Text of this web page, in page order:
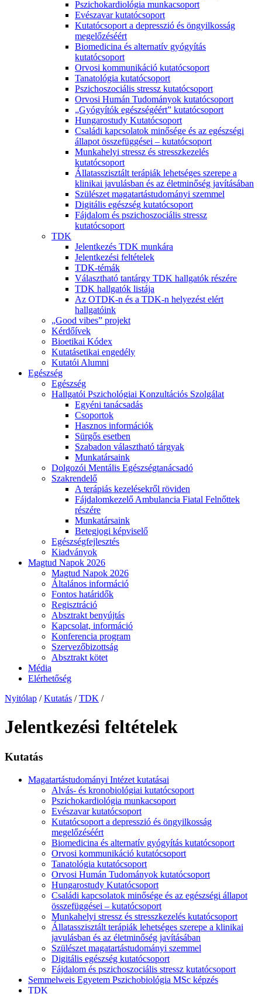
Pszichokardiológia munkacsoport
Evészavar kutatócsoport
Kutatócsoport a depresszió és öngyilkosság
megelőzéséért
Biomedicina és alternatív gyógyítás
kutatócsoport
Orvosi kommunikáció kutatócsoport
Tanatológia kutatócsoport
Pszichoszociális stressz kutatócsoport
Orvosi Humán Tudományok kutatócsoport
„Gyógyítók egészségéért” kutatócsoport
Hungarostudy Kutatócsoport
Családi kapcsolatok minősége és az egészségi
állapot összefüggései – kutatócsoport
Munkahelyi stressz és stresszkezelés
kutatócsoport
Állatasszisztált terápiák lehetséges szerepe a
klinikai javulásban és az életminőség javításában
Szülészet magatartástudományi szemmel
Digitális egészség kutatócsoport
Fájdalom és pszichoszociális stressz
kutatócsoport
TDK
Jelentkezés TDK munkára
Jelentkezési feltételek
TDK-témák
Választható tantárgy TDK hallgatók részére
TDK hallgatók listája
Az OTDK-n és a TDK-n helyezést elért
hallgatóink
„Good vibes” projekt
Kérdőívek
Bioetikai Kódex
Kutatásetikai engedély
Kutatói Alumni
Egészség
Egészség
Hallgatói Pszichológiai Konzultációs Szolgálat
Egyéni tanácsadás
Csoportok
Hasznos információk
Sürgős esetben
Szabadon választható tárgyak
Munkatársaink
Dolgozói Mentális Egészségtanácsadó
Szakrendelő
A terápiás kezelésekről röviden
Fájdalomkezelő Ambulancia Fiatal Felnőttek
részére
Munkatársaink
Betegjogi képviselő
Egészségfejlesztés
Kiadványok
Magtud Napok 2026
Magtud Napok 2026
Általános információ
Fontos határidők
Regisztráció
Absztrakt benyújtás
Kapcsolat, információ
Konferencia program
Szervezőbizottság
Absztrakt kötet
Média
Elérhetőség
Nyitólap / Kutatás / TDK /
Jelentkezési feltételek
Kutatás
Magatartástudományi Intézet kutatásai
Alvás- és kronobiológiai kutatócsoport
Pszichokardiológia munkacsoport
Evészavar kutatócsoport
Kutatócsoport a depresszió és öngyilkosság
megelőzéséért
Biomedicina és alternatív gyógyítás kutatócsoport
Orvosi kommunikáció kutatócsoport
Tanatológia kutatócsoport
Orvosi Humán Tudományok kutatócsoport
Hungarostudy Kutatócsoport
Családi kapcsolatok minősége és az egészségi állapot
összefüggései – kutatócsoport
Munkahelyi stressz és stresszkezelés kutatócsoport
Állatasszisztált terápiák lehetséges szerepe a klinikai
javulásban és az életminőség javításában
Szülészet magatartástudományi szemmel
Digitális egészség kutatócsoport
Fájdalom és pszichoszociális stressz kutatócsoport
Semmelweis Egyetem Pszichobiológia MSc képzés
TDK